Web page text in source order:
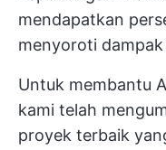
mendapatkan
menyoroti
Untuk membantu
kami telah
proyek terbaik